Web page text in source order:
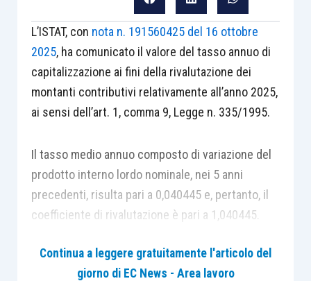
L’ISTAT, con nota n. 191560425 del 16 ottobre
2025, ha comunicato il valore del tasso annuo di
capitalizzazione ai fini della rivalutazione dei
montanti contributivi relativamente all’anno 2025,
ai sensi dell’art. 1, comma 9, Legge n. 335/1995.
Il tasso medio annuo composto di variazione del
prodotto interno lordo nominale, nei 5 anni
precedenti, risulta pari a 0,040445 e, pertanto, il
coefficiente di rivalutazione è pari a 1,040445.
Continua a leggere gratuitamente l'articolo del
giorno di EC News - Area lavoro